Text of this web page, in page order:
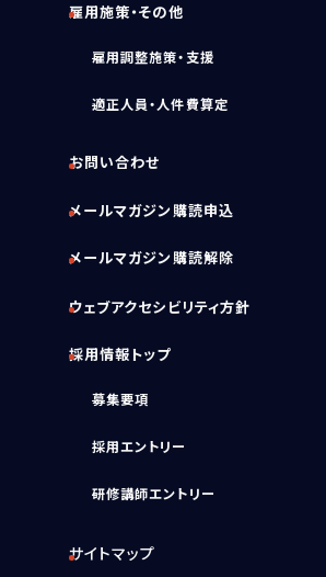
サイトマップ
雇用施策・その他
雇用調整施策・支援
適正人員・人件費算定
お問い合わせ
メールマガジン購読申込
メールマガジン購読解除
ウェブアクセシビリティ方針
採用情報トップ
募集要項
採用エントリー
研修講師エントリー